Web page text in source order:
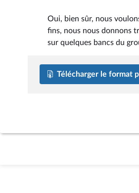
Oui, bien sûr, nous
fins, nous nous donnons
sur quelques bancs du
Télécharger le format